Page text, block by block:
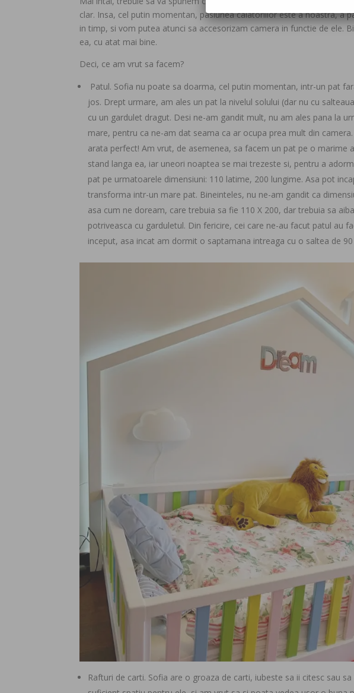
clar. Insa, cel putin momentan, pasiunea calatoriilor este a noastra, a
in timp, si vom putea atunci sa accesorizam camera in functie de ele.
ea, cu atat mai bine.
Deci, ce am vrut sa facem?
Patul. Sofia nu poate sa doarma, cel putin momentan, intr-un pat
jos. Drept urmare, am ales un pat la nivelul solului (dar nu cu
cu un gardulet dragut. Desi ne-am gandit mult, nu am ales pana la
mare, pentru ca ne-am dat seama ca ar ocupa prea mult din
arata perfect! Am vrut, de asemenea, sa facem un pat pe o marime
stand langa ea, iar uneori noaptea se mai trezeste si, pentru a
pat pe urmatoarele dimensiuni: 110 latime, 200 lungime. Asa pot
transforma intr-un mare pat. Bineinteles, nu ne-am gandit ca
asa cum ne doream, care trebuia sa fie 110 X 200, dar trebuia sa
potriveasca cu garduletul. Din fericire, cei care ne-au facut patul au
inceput, asa incat am dormit o saptamana intreaga cu o saltea de
Rafturi de carti. Sofia are o groaza de carti, iubeste sa ii citesc sau